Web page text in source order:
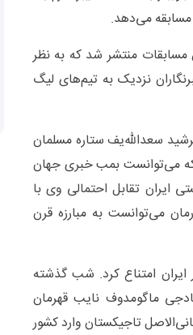
مسابقه می‌دهد.
مسابقات منتشر شد که به نظر
نزدیک به تیم‌های لیگ
سعدالله‌یف ستاره مسلمان
می‌توانست بمب‌ خبری جهان
تقابل احتمالی وی با
می‌توانست به مبارزه قرن
ایران امتناع کرد. شب گذشته
ماگومدوف نایب قهرمان
تاجیکستان وارد کشور